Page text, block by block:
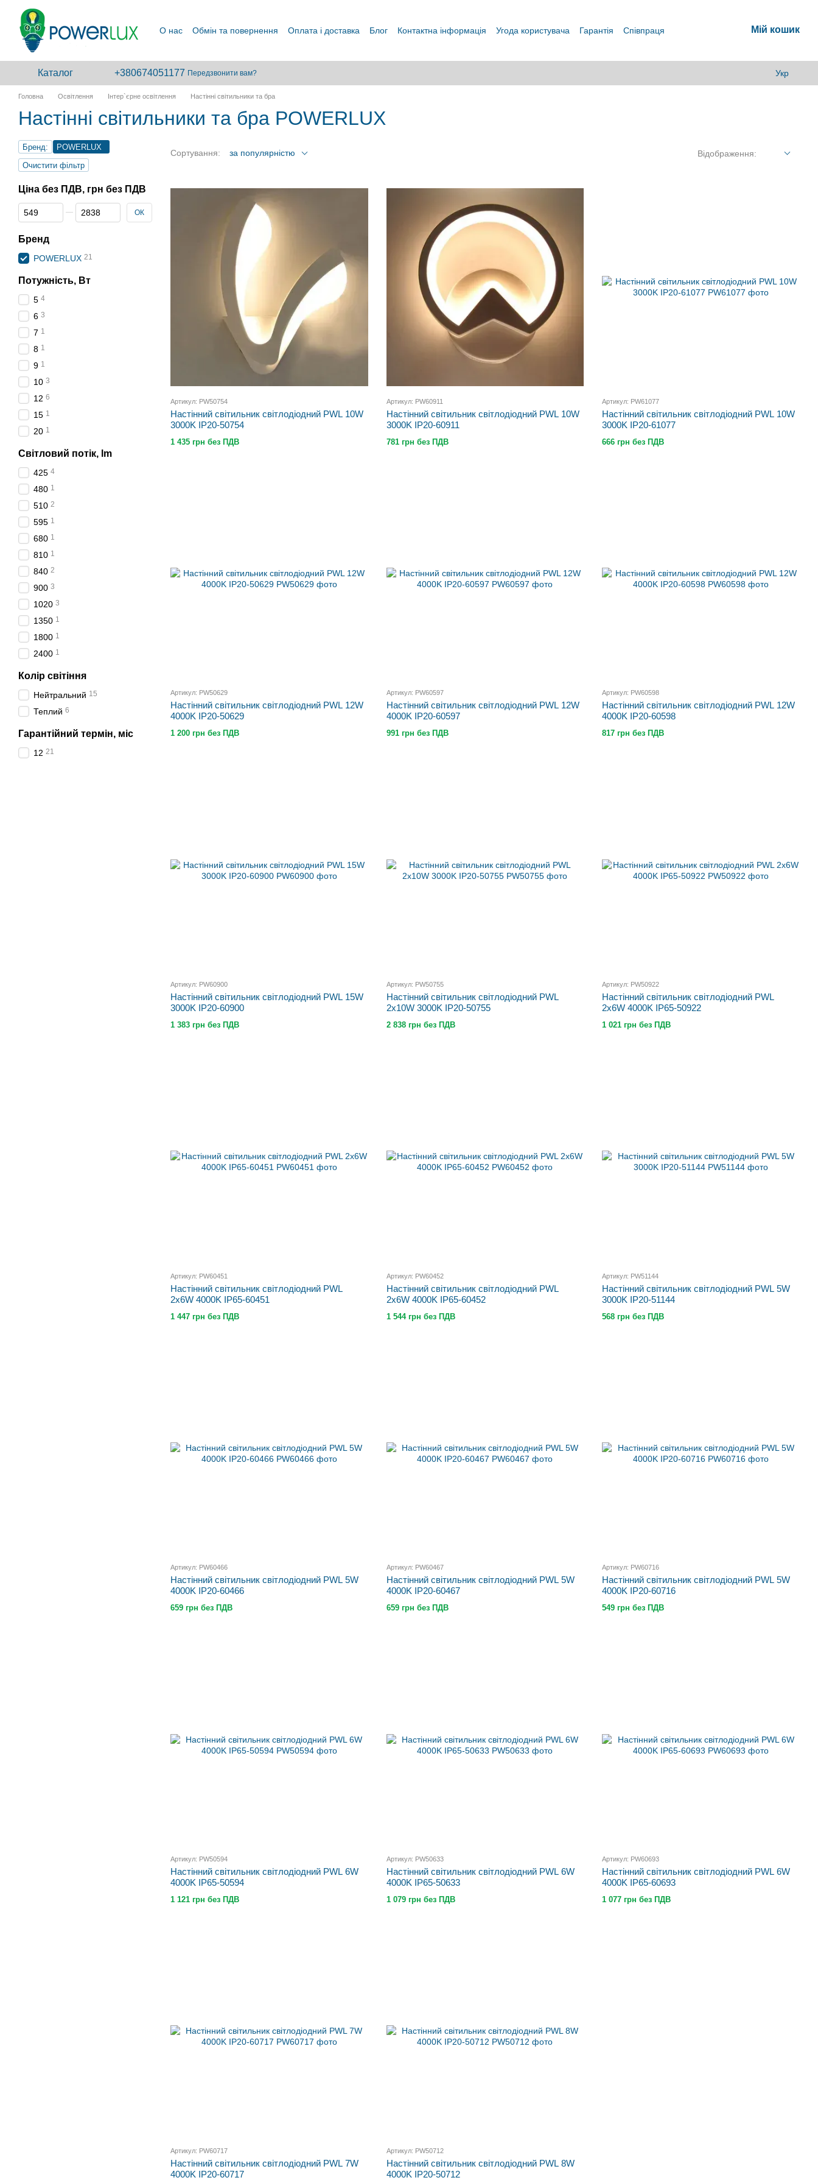
Перейти до основного контенту
О нас Обмін та повернення Оплата і доставка Блог Контактна інформація Угода користувача Гарантія Співпраця Мій кошик
Каталог +380674051177 Передзвонити вам? Укр
Головна Освітлення Інтер`єрне освітлення Настінні світильники та бра
Настінні світильники та бра POWERLUX
Сортування: за популярністю Відображення:
Артикул: PW50754
Настінний світильник світлодіодний PWL 10W
3000K IP20-50754
1 435 грн без ПДВ
Артикул: PW60911
Настінний світильник світлодіодний PWL 10W
3000K IP20-60911
781 грн без ПДВ
Артикул: PW61077
Настінний світильник світлодіодний PWL 10W
3000K IP20-61077
666 грн без ПДВ
Артикул: PW50629
Настінний світильник світлодіодний PWL 12W
4000K IP20-50629
1 200 грн без ПДВ
Артикул: PW60597
Настінний світильник світлодіодний PWL 12W
4000K IP20-60597
991 грн без ПДВ
Артикул: PW60598
Настінний світильник світлодіодний PWL 12W
4000K IP20-60598
817 грн без ПДВ
Артикул: PW60900
Настінний світильник світлодіодний PWL 15W
3000K IP20-60900
1 383 грн без ПДВ
Артикул: PW50755
Настінний світильник світлодіодний PWL
2x10W 3000K IP20-50755
2 838 грн без ПДВ
Артикул: PW50922
Настінний світильник світлодіодний PWL
2x6W 4000K IP65-50922
1 021 грн без ПДВ
Артикул: PW60451
Настінний світильник світлодіодний PWL
2x6W 4000K IP65-60451
1 447 грн без ПДВ
Артикул: PW60452
Настінний світильник світлодіодний PWL
2x6W 4000K IP65-60452
1 544 грн без ПДВ
Артикул: PW51144
Настінний світильник світлодіодний PWL 5W
3000K IP20-51144
568 грн без ПДВ
Артикул: PW60466
Настінний світильник світлодіодний PWL 5W
4000K IP20-60466
659 грн без ПДВ
Артикул: PW60467
Настінний світильник світлодіодний PWL 5W
4000K IP20-60467
659 грн без ПДВ
Артикул: PW60716
Настінний світильник світлодіодний PWL 5W
4000K IP20-60716
549 грн без ПДВ
Артикул: PW50594
Настінний світильник світлодіодний PWL 6W
4000K IP65-50594
1 121 грн без ПДВ
Артикул: PW50633
Настінний світильник світлодіодний PWL 6W
4000K IP65-50633
1 079 грн без ПДВ
Артикул: PW60693
Настінний світильник світлодіодний PWL 6W
4000K IP65-60693
1 077 грн без ПДВ
Артикул: PW60717
Настінний світильник світлодіодний PWL 7W
4000K IP20-60717
Артикул: PW50712
Настінний світильник світлодіодний PWL 8W
4000K IP20-50712
Бренд:
POWERLUX
Очистити фільтр
Ціна без ПДВ, грн без ПДВ
Від Ціна без ПДВ, грн без ПДВ
До Ціна без ПДВ, грн без ПДВОК
Бренд
POWERLUX 21
Потужність, Вт
5 4
6 3
7 1
8 1
9 1
10 3
12 6
15 1
20 1
Світловий потік, lm
425 4
480 1
510 2
595 1
680 1
810 1
840 2
900 3
1020 3
1350 1
1800 1
2400 1
Колір світіння
Нейтральний 15
Теплий 6
Гарантійний термін, міс
12 21